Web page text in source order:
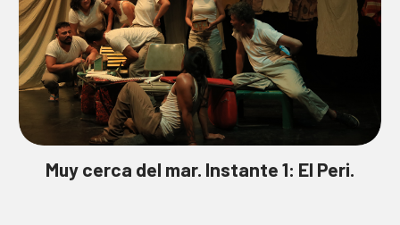
Muy cerca del mar. Instante 1: El Peri.